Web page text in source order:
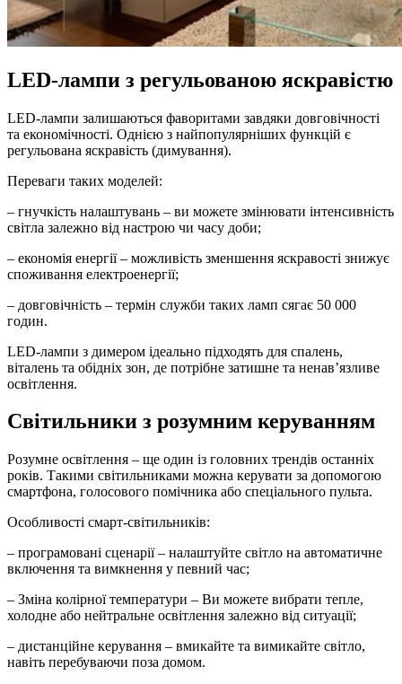
LED-лампи з регульованою яскравістю
LED-лампи залишаються фаворитами завдяки довговічності
та економічності. Однією з найпопулярніших функцій є
регульована яскравість (димування).
Переваги таких моделей:
– гнучкість налаштувань – ви можете змінювати інтенсивність
світла залежно від настрою чи часу доби;
– економія енергії – можливість зменшення яскравості знижує
споживання електроенергії;
– довговічність – термін служби таких ламп сягає 50 000
годин.
LED-лампи з димером ідеально підходять для спалень,
віталень та обідніх зон, де потрібне затишне та ненав’язливе
освітлення.
Світильники з розумним керуванням
Розумне освітлення – ще один із головних трендів останніх
років. Такими світильниками можна керувати за допомогою
смартфона, голосового помічника або спеціального пульта.
Особливості смарт-світильників:
– програмовані сценарії – налаштуйте світло на автоматичне
включення та вимкнення у певний час;
– Зміна колірної температури – Ви можете вибрати тепле,
холодне або нейтральне освітлення залежно від ситуації;
– дистанційне керування – вмикайте та вимикайте світло,
навіть перебуваючи поза домом.